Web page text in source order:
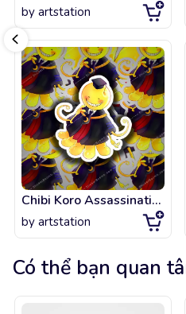
by artstation
Chibi Koro Assassination classroom
by artstation
Có thể bạn quan